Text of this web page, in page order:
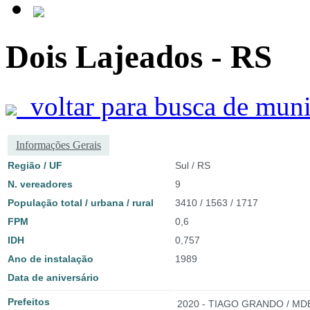
Dois Lajeados - RS
voltar para busca de
Informações Gerais
Região / UF
Sul / RS
N. vereadores
9
População total / urbana / rural
3410 / 1563 / 1717
FPM
0,6
IDH
0,757
Ano de instalação
1989
Data de aniversário
Prefeitos 2020 - TIAGO GRANDO /